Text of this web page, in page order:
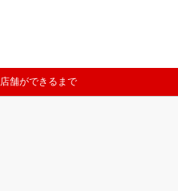
店舗ができるまで